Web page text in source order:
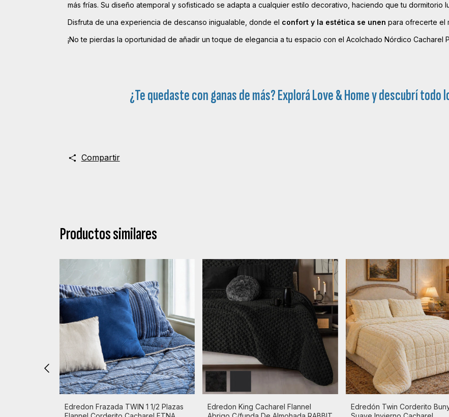
más frías. Su diseño atemporal y sofisticado se adapta a cualquier estilo decorativo, haciendo que tu dormitorio
Disfruta de una experiencia de descanso inigualable, donde el confort y la estética se unen para ofrecerte el
¡No te pierdas la oportunidad de añadir un toque de elegancia a tu espacio con el Acolchado Nórdico Cacharel
¿Te quedaste con ganas de más? ExploráLove & Homey descubrí todo
Compartir
Productos similares
Edredon Frazada TWIN 1 1/2 Plazas
Edredon King Cacharel Flannel
Edredón Twin Corderito